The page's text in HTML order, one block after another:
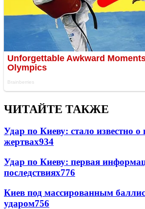
ЧИТАЙТЕ ТАКЖЕ
Удар по Киеву: стало известно о
жертвах934
Удар по Киеву: первая
последствиях776
Киев под массированным
ударом756